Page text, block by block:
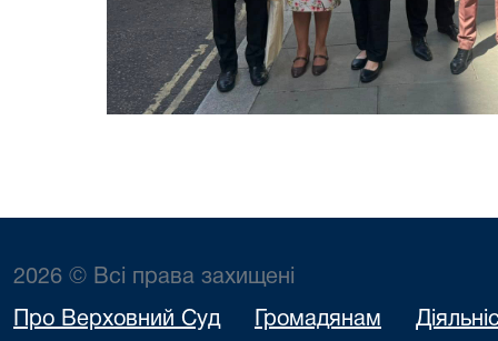
2026 © Всі права захищені
Про Верховний Суд Громадянам